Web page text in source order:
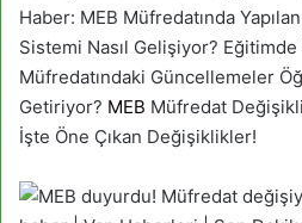
Haber: MEB Müfredatında
Sistemi Nasıl Gelişiyor?
Müfredatındaki Güncellemeler
Getiriyor? MEB Müfredat
İşte Öne Çıkan Değişiklikler!